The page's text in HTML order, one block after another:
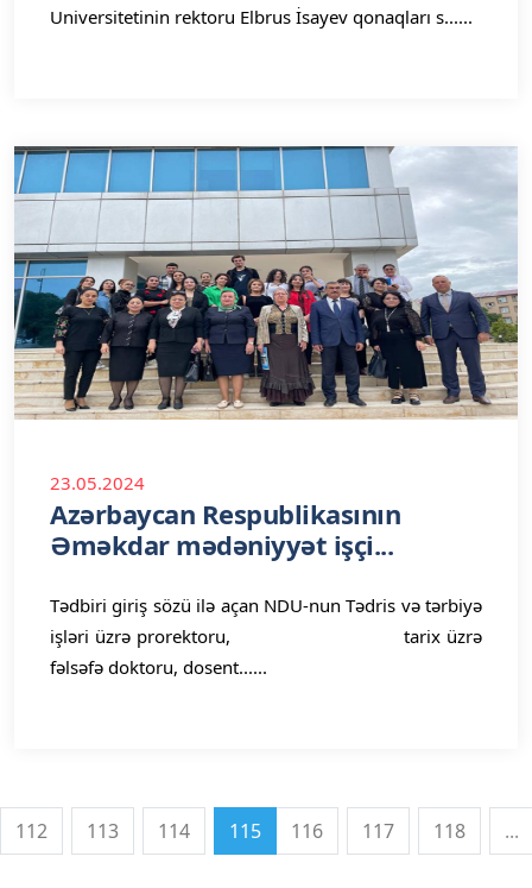
Universitetinin rektoru Elbrus İsayev qonaqları s......
23.05.2024
Azərbaycan Respublikasının
Əməkdar mədəniyyət işçi...
Tədbiri giriş sözü ilə açan NDU-nun Tədris və tərbiyə
işləri üzrə prorektoru, tarix üzrə
fəlsəfə doktoru, dosent......
112 113 114 115 116 117 118 ...